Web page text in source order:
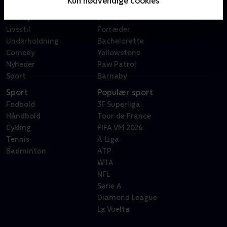
Reality
Livsstil
Underholdning
Comedy
Nyheder
Sport
X Factor
Bachelor
Forræder
Bachelorette
Yellowstone
Paw Patrol
Barnaby
Sport
Fodbold
Håndbold
Cykling
Tennis
Badminton
Populær sport
3F Superliga
Tour de France
FIFA VM 2026
A Liga
ATP
WTA
NFL
Serie A
Diamond League
La Vuelta